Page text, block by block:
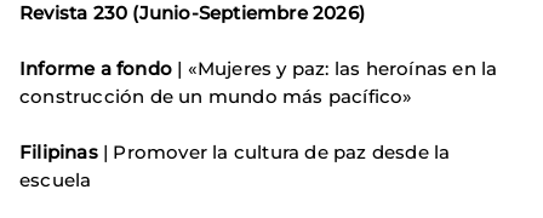
Revista 230 (Junio-Septiembre 2026)
Informe a fondo | «Mujeres y paz: las heroínas en la
construcción de un mundo más pacífico»
Filipinas| Promover la cultura de paz desde la
escuela